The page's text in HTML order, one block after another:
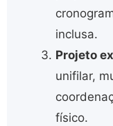
inclusa.
Projeto
unifilar,
físico.